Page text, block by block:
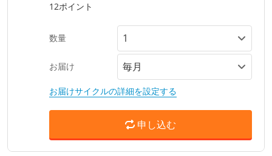
12ポイント
数量
お届け
お届けサイクルの詳細を設定する
申し込む